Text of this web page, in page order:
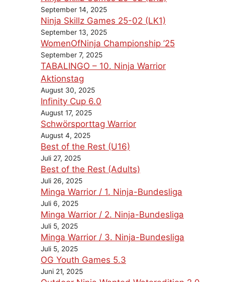
September 14, 2025
Ninja Skillz Games 25-02 (LK1)
September 13, 2025
WomenOfNinja Championship ’25
September 7, 2025
TABALINGO – 10. Ninja Warrior
Aktionstag
August 30, 2025
Infinity Cup 6.0
August 17, 2025
Schwörsporttag Warrior
August 4, 2025
Best of the Rest (U16)
Juli 27, 2025
Best of the Rest (Adults)
Juli 26, 2025
Minga Warrior / 1. Ninja-Bundesliga
Juli 6, 2025
Minga Warrior / 2. Ninja-Bundesliga
Juli 5, 2025
Minga Warrior / 3. Ninja-Bundesliga
Juli 5, 2025
OG Youth Games 5.3
Juni 21, 2025